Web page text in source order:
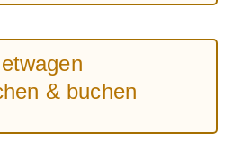
& buchen